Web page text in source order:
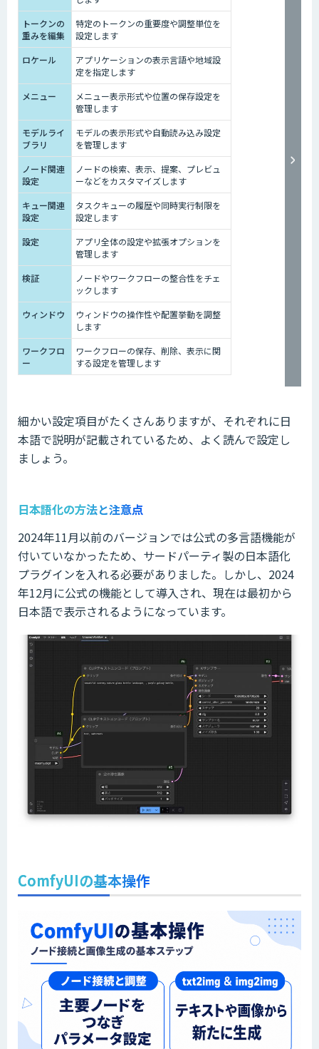
トークンの
重みを編集
特定のトークンの重要度や調整単位を
設定します
ロケール
アプリケーションの表示言語や地域設
定を指定します
メニュー
メニュー表示形式や位置の保存設定を
管理します
モデルライ
ブラリ
モデルの表示形式や自動読み込み設定
を管理します
ノード関連
設定
ノードの検索、表示、提案、プレビュ
ーなどをカスタマイズします
キュー関連
設定
タスクキューの履歴や同時実行制限を
設定します
設定
アプリ全体の設定や拡張オプションを
管理します
検証
ノードやワークフローの整合性をチェ
ックします
ウィンドウ
ウィンドウの操作性や配置挙動を調整
します
ワークフロ
ー
ワークフローの保存、削除、表示に関
する設定を管理します
細かい設定項目がたくさんありますが、それぞれに日
本語で説明が記載されているため、よく読んで設定し
ましょう。
日本語化の方法と注意点
2024年11月以前のバージョンでは公式の多言語機能が
付いていなかったため、サードパーティ製の日本語化
プラグインを入れる必要がありました。しかし、2024
年12月に公式の機能として導入され、現在は最初から
日本語で表示されるようになっています。
ComfyUIの基本操作